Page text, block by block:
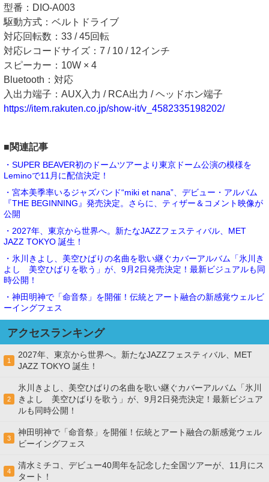
型番：DIO-A003
駆動方式：ベルトドライブ
対応回転数：33 / 45回転
対応レコードサイズ：7 / 10 / 12インチ
スピーカー：10W × 4
Bluetooth：対応
入出力端子：AUX入力 / RCA出力 / ヘッドホン端子
https://item.rakuten.co.jp/show-it/v_4582335198202/
■関連記事
・SUPER BEAVER初のドームツアーより東京ドーム公演の模様を
Leminoで11月に配信決定！
・宮本美季率いるジャズバンド“miki et nana”、デビュー・アルバム
『THE BEGINNING』発売決定。さらに、ティザー＆コメント映像が
公開
・2027年、東京から世界へ。新たなJAZZフェスティバル、MET
JAZZ TOKYO 誕生！
・氷川きよし、美空ひばりの名曲を歌い継ぐカバーアルバム「氷川き
よし 美空ひばりを歌う」が、9月2日発売決定！最新ビジュアルも同
時公開！
・神田明神で「命音祭」を開催！伝統とアート融合の新感覚ウェルビ
ーイングフェス
アクセスランキング
1
2027年、東京から世界へ。新たなJAZZフェスティバル、MET
JAZZ TOKYO 誕生！
2
氷川きよし、美空ひばりの名曲を歌い継ぐカバーアルバム「氷川
きよし 美空ひばりを歌う」が、9月2日発売決定！最新ビジュア
ルも同時公開！
3
神田明神で「命音祭」を開催！伝統とアート融合の新感覚ウェル
ビーイングフェス
4
清水ミチコ、デビュー40周年を記念した全国ツアーが、11月にス
タート！